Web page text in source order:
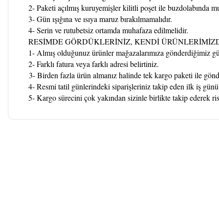
2- Paketi açılmış kuruyemişler kilitli poşet ile buzdolabında
3- Gün ışığına ve ısıya maruz bırakılmamalıdır.
4- Serin ve rutubetsiz ortamda muhafaza edilmelidir.
RESİMDE GÖRDÜKLERİNİZ, KENDİ
1- Almış olduğunuz ürünler mağazalarımıza gönderdiğimiz
2- Farklı fatura veya farklı adresi belirtiniz.
3- Birden fazla ürün almanız halinde tek kargo paketi ile
4- Resmi tatil günlerindeki siparişleriniz takip eden ilk iş
5- Kargo sürecini çok yakından sizinle birlikte takip ederek